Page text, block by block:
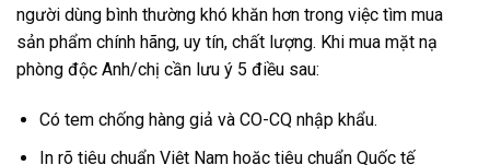
người dùng bình thường khó khăn hơn trong việc tìm mua
sản phẩm chính hãng, uy tín, chất lượng. Khi mua mặt nạ
phòng độc Anh/chị cần lưu ý 5 điều sau:
Có tem chống hàng giả và CO-CQ nhập khẩu.
In rõ tiêu chuẩn Việt Nam hoặc tiêu chuẩn Quốc tế